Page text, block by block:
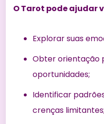
O Tarot pode ajudar
Explorar suas
Obter orientação
oportunidades;
Identificar
crenças limitantes;